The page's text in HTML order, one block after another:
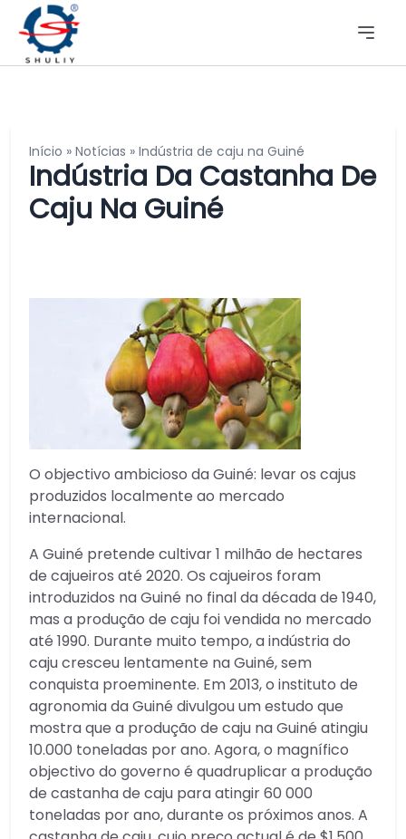
Início » Notícias » Indústria de caju na Guiné
Indústria Da Castanha De
Caju Na Guiné
O objectivo ambicioso da Guiné: levar os cajus
produzidos localmente ao mercado
internacional.
A Guiné pretende cultivar 1 milhão de hectares
de cajueiros até 2020. Os cajueiros foram
introduzidos na Guiné no final da década de 1940,
mas a produção de caju foi vendida no mercado
até 1990. Durante muito tempo, a indústria do
caju cresceu lentamente na Guiné, sem
conquista proeminente. Em 2013, o instituto de
agronomia da Guiné divulgou um estudo que
mostra que a produção de caju na Guiné atingiu
10.000 toneladas por ano. Agora, o magnífico
objectivo do governo é quadruplicar a produção
de castanha de caju para atingir 60 000
toneladas por ano, durante os próximos anos. A